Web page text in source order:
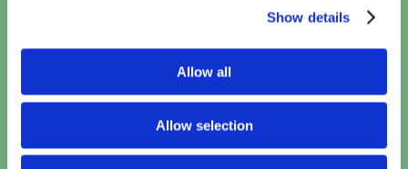
Show details
Allow all
Allow selection
17:10•20:50